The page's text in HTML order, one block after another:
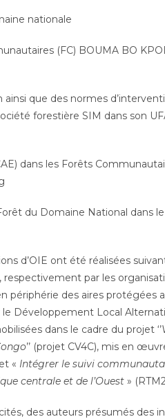
nationale
(FC) BOUMA BO
que des normes
forestière SIM dans son
dans les Forêts
du Domaine National dans le
d’OIE ont été réalisées
par les
périphérie des aires protégées
Développement Local
dans le cadre du projet ‘’
’’ (projet CV4C), mis en
« Intégrer le suivi
centrale et de l’Ouest »
des auteurs présumés des